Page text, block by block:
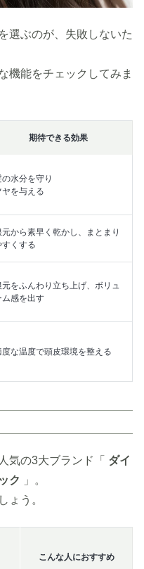
選ぶのが、失敗しないた
機能をチェックしてみま
期待できる効果
の水分を守り
ヤを与える
元から素早く乾かし、まとまり
すくする
元をふんわり立ち上げ、ボリュ
ム感を出す
度な温度で頭皮環境を整える
気の3大ブランド「 ダイ
ク
」。
ょう。
こんな人におすすめ